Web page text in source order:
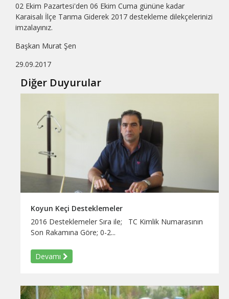
02 Ekim Pazartesi'den 06 Ekim Cuma gününe kadar
Karaisalı İlçe Tarıma Giderek 2017 destekleme dilekçelerinizi
imzalayınız.
Başkan Murat Şen
29.09.2017
Diğer Duyurular
Koyun Keçi Desteklemeler
2016 Desteklemeler Sıra ile; TC Kimlik Numarasının
Son Rakamına Göre; 0-2...
Devamı